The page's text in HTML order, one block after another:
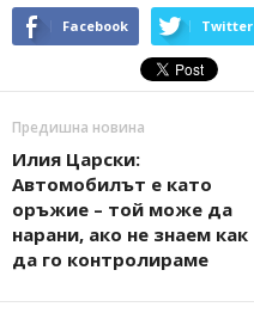
Facebook Twitter
Предишна новина
Илия Царски:
Автомобилът е като
оръжие – той може да
нарани, ако не знаем как
да го контролираме